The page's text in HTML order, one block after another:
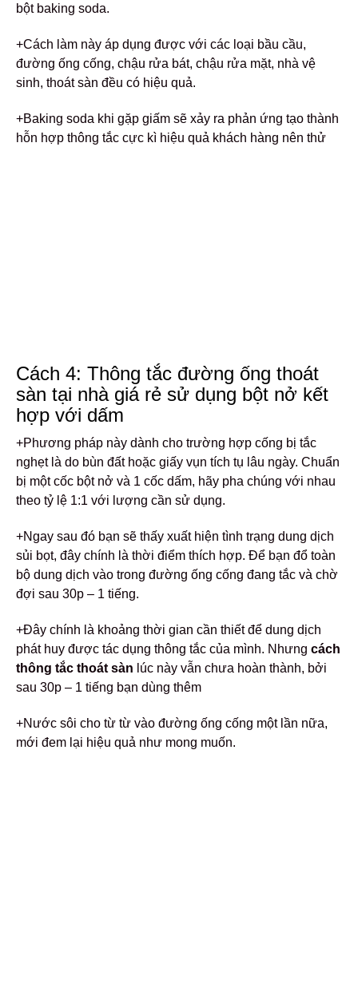
bột baking soda.
+Cách làm này áp dụng được với các loại bầu cầu,
đường ống cống, chậu rửa bát, chậu rửa mặt, nhà vệ
sinh, thoát sàn đều có hiệu quả.
+Baking soda khi gặp giấm sẽ xảy ra phản ứng tạo thành
hỗn hợp thông tắc cực kì hiệu quả khách hàng nên thử
Cách 4: Thông tắc đường ống thoát
sàn tại nhà giá rẻ sử dụng bột nở kết
hợp với dấm
+Phương pháp này dành cho trường hợp cống bị tắc
nghẹt là do bùn đất hoặc giấy vụn tích tụ lâu ngày. Chuẩn
bị một cốc bột nở và 1 cốc dấm, hãy pha chúng với nhau
theo tỷ lệ 1:1 với lượng cần sử dụng.
+Ngay sau đó bạn sẽ thấy xuất hiện tình trạng dung dịch
sủi bọt, đây chính là thời điểm thích hợp. Để bạn đổ toàn
bộ dung dịch vào trong đường ống cống đang tắc và chờ
đợi sau 30p – 1 tiếng.
+Đây chính là khoảng thời gian cần thiết để dung dịch
phát huy được tác dụng thông tắc của mình. Nhưng cách
thông tắc thoát sàn lúc này vẫn chưa hoàn thành, bởi
sau 30p – 1 tiếng bạn dùng thêm
+Nước sôi cho từ từ vào đường ống cống một lần nữa,
mới đem lại hiệu quả như mong muốn.